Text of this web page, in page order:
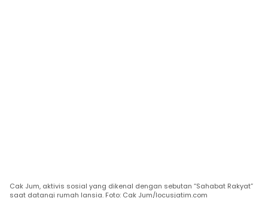
Cak Jum, aktivis sosial yang dikenal dengan sebutan “Sahabat Rakyat”
saat datangi rumah lansia. Foto: Cak Jum/locusjatim.com